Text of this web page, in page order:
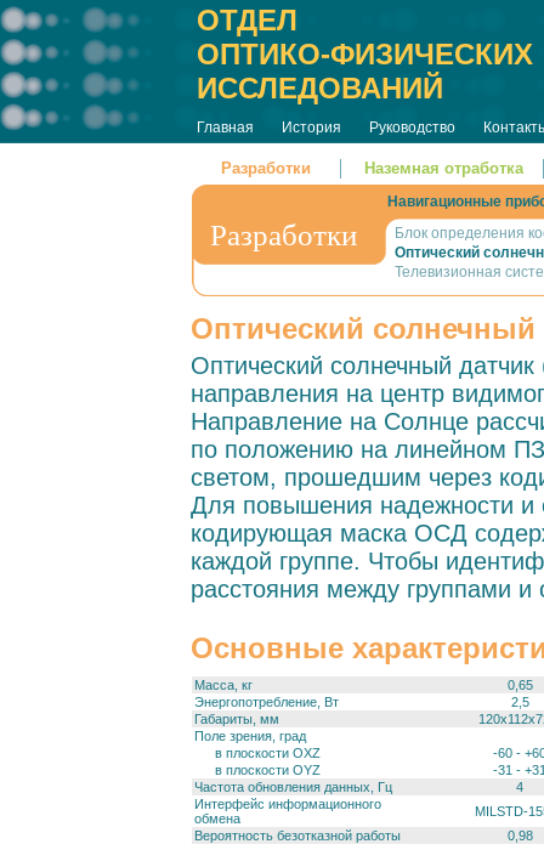
ОТДЕЛ
ОПТИКО-ФИЗИЧЕСКИХ
ИССЛЕДОВАНИЙ
Главная История Руководство
Разработки Наземная отработка
Навигационные
Разработки
Блок определения
Оптический
Телевизионная
Оптический
Оптический солнечный
направления на центр
Направление на Солнце
по положению на линейном
светом, прошедшим через
Для повышения надежности и
кодирующая маска ОСД
каждой группе. Чтобы
расстояния между группами
Основные
Масса, кг
0,65
Энергопотребление, Вт
2,5
Габариты, мм
Поле зрения, град
в плоскости OXZ
-60 -
в плоскости OYZ
-31 -
Частота обновления данных, Гц
4
Интерфейс информационного
обмена
MILSTD-
Вероятность безотказной работы
0,98